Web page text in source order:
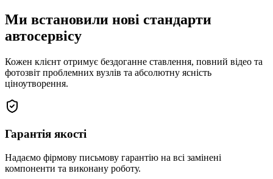
Ми встановили нові стандарти
автосервісу
Кожен клієнт отримує бездоганне ставлення, повний відео та
фотозвіт проблемних вузлів та абсолютну ясність
ціноутворення.
Гарантія якості
Надаємо фірмову письмову гарантію на всі замінені
компоненти та виконану роботу.